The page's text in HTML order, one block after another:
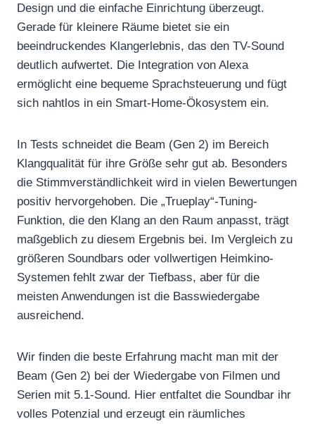
Design und die einfache Einrichtung überzeugt.
Gerade für kleinere Räume bietet sie ein
beeindruckendes Klangerlebnis, das den TV-Sound
deutlich aufwertet. Die Integration von Alexa
ermöglicht eine bequeme Sprachsteuerung und fügt
sich nahtlos in ein Smart-Home-Ökosystem ein.
In Tests schneidet die Beam (Gen 2) im Bereich
Klangqualität für ihre Größe sehr gut ab. Besonders
die Stimmverständlichkeit wird in vielen Bewertungen
positiv hervorgehoben. Die „Trueplay“-Tuning-
Funktion, die den Klang an den Raum anpasst, trägt
maßgeblich zu diesem Ergebnis bei. Im Vergleich zu
größeren Soundbars oder vollwertigen Heimkino-
Systemen fehlt zwar der Tiefbass, aber für die
meisten Anwendungen ist die Basswiedergabe
ausreichend.
Wir finden die beste Erfahrung macht man mit der
Beam (Gen 2) bei der Wiedergabe von Filmen und
Serien mit 5.1-Sound. Hier entfaltet die Soundbar ihr
volles Potenzial und erzeugt ein räumliches